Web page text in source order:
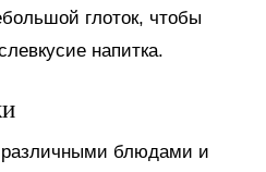
глоток, чтобы
напитка.
различными блюдами и